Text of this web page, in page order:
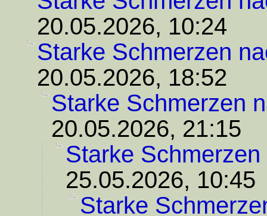
20.05.2026, 10:24
Starke Schmerzen
20.05.2026, 18:52
Starke Schmerzen
20.05.2026, 21:15
Starke
25.05.2026, 10:45
Starke